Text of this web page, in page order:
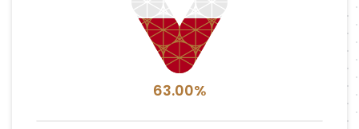
63.00%